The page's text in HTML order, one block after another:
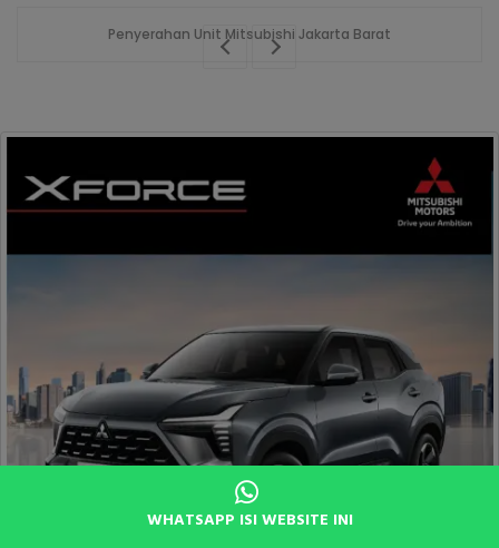
WHATSAPP ISI WEBSITE INI
Penyerahan Unit Mitsubishi Jakarta Barat
Mitsubishi Truk Fighter